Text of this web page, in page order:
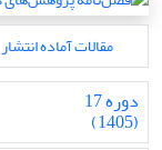
مقالات آماده انتشار
دوره 17
(1405)